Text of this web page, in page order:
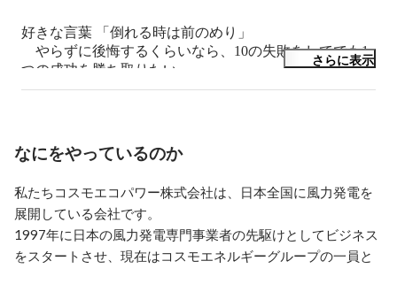
好きな言葉 「倒れる時は前のめり」
やらずに後悔するくらいなら、10の失敗をしてでも1
つの成功を勝ち取りたい
誰もやったことがないことに、取り組んで行きましょ
さらに表示
なにをやっているのか
私たちコスモエコパワー株式会社は、日本全国に風力発電を
展開している会社です。
1997年に日本の風力発電専門事業者の先駆けとしてビジネス
をスタートさせ、現在はコスモエネルギーグループの一員と